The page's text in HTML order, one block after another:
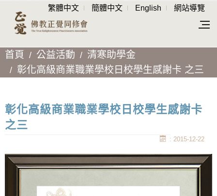
繁體中文 簡體中文 English 網站導覽
首頁 公益活動
清寒助學金
彰化高級商業職業學校日校學生感謝卡 之三
彰化高級商業職業學校日校學生感謝卡
之三
: 2015-12-22